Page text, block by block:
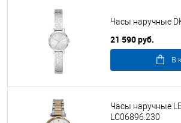
Часы наручные
21 590 руб.
В
Часы наручные
LC06896.230